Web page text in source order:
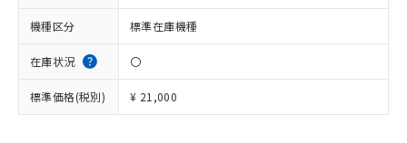
機種区分 標準在庫機種
在庫状況 〇
標準価格(税別) ¥ 21,000